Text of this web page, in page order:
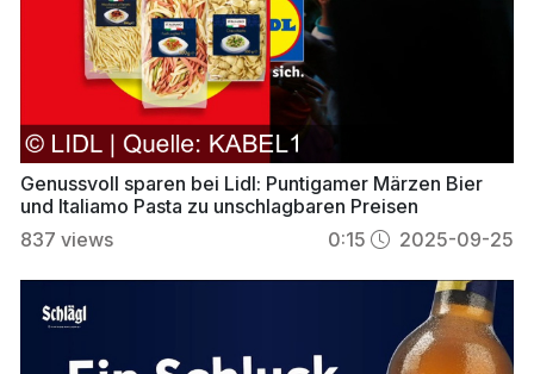
Genussvoll sparen bei Lidl: Puntigamer Märzen Bier
und Italiamo Pasta zu unschlagbaren Preisen
837 views 0:15 2025-09-25